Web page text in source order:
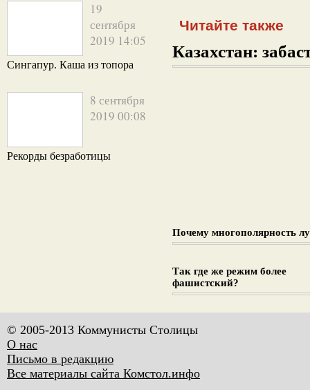
19
сентября
2019 14:05
Сингапур. Каша из топора
8 сентября
2019 00:08
Рекорды безработицы
Читайте также
Казахстан:
Почему многополярность
Так где же режим более
фашистский?
© 2005-2013 Коммунисты Столицы
О нас
Письмо в редакцию
Все материалы сайта Комстол.инфо